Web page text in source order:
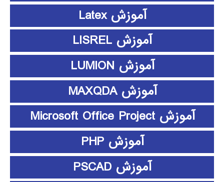
آموزش Latex
آموزش LISREL
آموزش LUMION
آموزش MAXQDA
آموزش Microsoft Office Project
آموزش PHP
آموزش PSCAD